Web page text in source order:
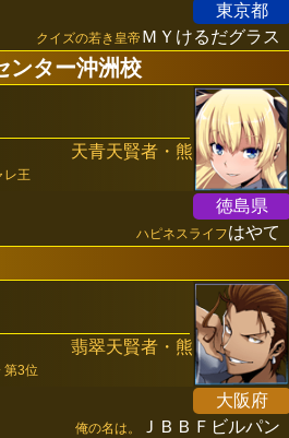
東京都
クイズの若き皇帝 ＭＹけるだグラス
ター沖洲校
天青天賢者・熊
レ王
徳島県
ハピネスライフはやて
翡翠天賢者・熊
第3位
大阪府
俺の名は。 ＪＢＢＦビルパン